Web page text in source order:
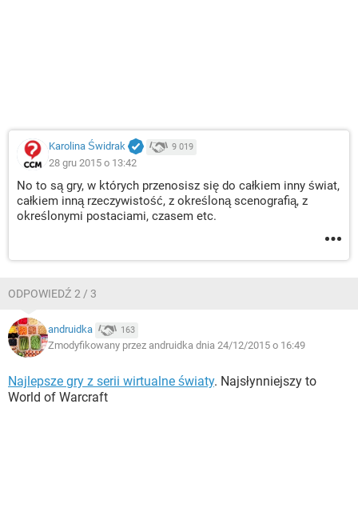
Karolina Świdrak 9 019
28 gru 2015 o 13:42
No to są gry, w których przenosisz się do całkiem inny świat,
całkiem inną rzeczywistość, z określoną scenografią, z
określonymi postaciami, czasem etc.
ODPOWIEDŹ 2 / 3
andruidka 163
Zmodyfikowany przez andruidka dnia 24/12/2015 o 16:49
Najlepsze gry z serii wirtualne światy. Najsłynniejszy to
World of Warcraft